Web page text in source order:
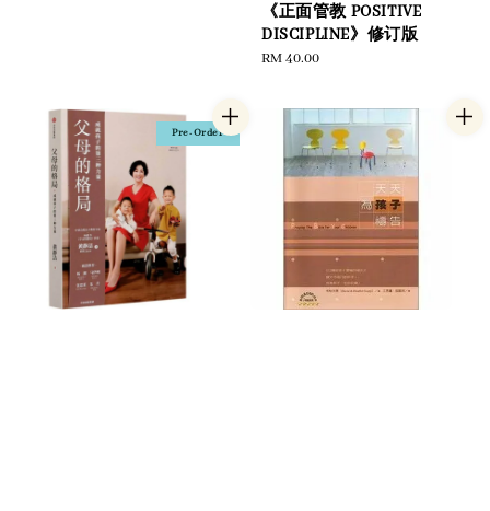
《正面管教 POSITIVE
DISCIPLINE》修订版
Regular
RM 40.00
Pre-Order